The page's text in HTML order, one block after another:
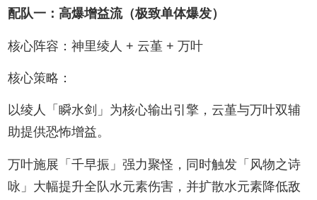
配队一：高爆增益流（极致单体爆发）
核心阵容：神里绫人 + 云堇 + 万叶
核心策略：
以绫人「瞬水剑」为核心输出引擎，云堇与万叶双辅
助提供恐怖增益。
万叶施展「千早振」强力聚怪，同时触发「风物之诗
咏」大幅提升全队水元素伤害，并扩散水元素降低敌